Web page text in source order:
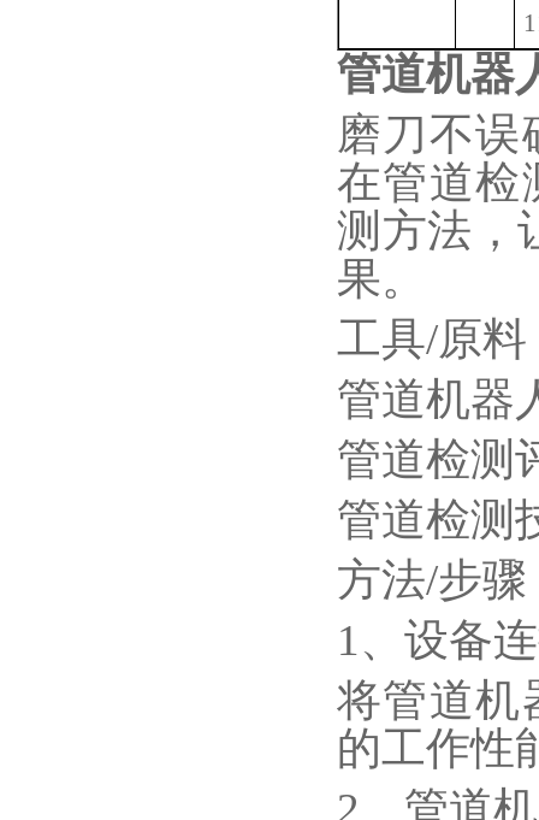
管道机器
磨刀不误
在管道检
测方法，
果。
工具/原料
管道机器
管道检测
管道检测
方法/步骤
1、设备
将管道机
的工作性
2、管道